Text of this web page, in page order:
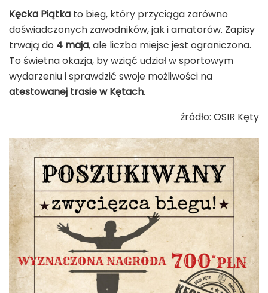
Kęcka Piątka to bieg, który przyciąga zarówno
doświadczonych zawodników, jak i amatorów. Zapisy
trwają do 4 maja, ale liczba miejsc jest ograniczona.
To świetna okazja, by wziąć udział w sportowym
wydarzeniu i sprawdzić swoje możliwości na
atestowanej trasie w Kętach.
źródło: OSIR Kęty